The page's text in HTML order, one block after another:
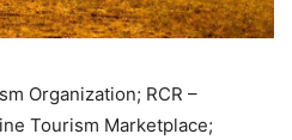
Organization; RCR –
Tourism Marketplace;